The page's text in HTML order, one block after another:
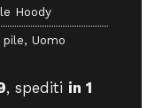
Hoody
pile, Uomo
, spediti in 1